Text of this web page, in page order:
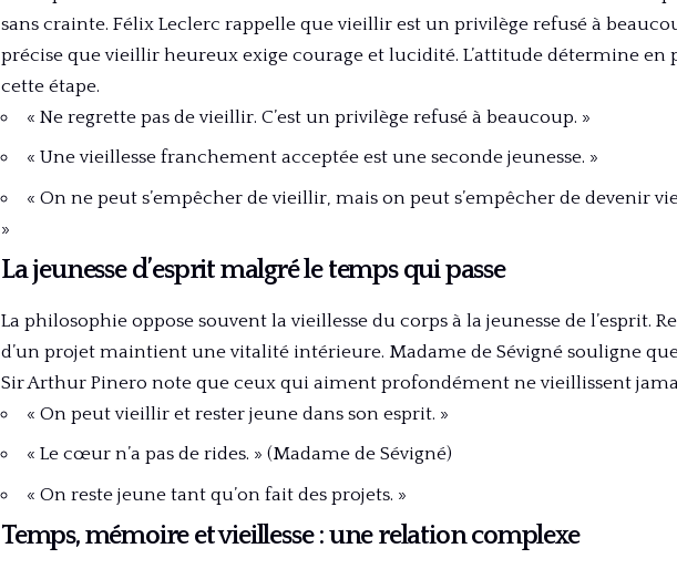
sans crainte. Félix Leclerc rappelle que vieillir est un privilège refusé à
précise que vieillir heureux exige courage et lucidité. L’attitude détermine en
cette étape.
« Ne regrette pas de vieillir. C’est un privilège refusé à beaucoup. »
« Une vieillesse franchement acceptée est une seconde jeunesse. »
« On ne peut s’empêcher de vieillir, mais on peut s’empêcher de devenir
»
La jeunesse d’esprit malgré le temps qui passe
La philosophie oppose souvent la vieillesse du corps à la jeunesse de l’esprit.
d’un projet maintient une vitalité intérieure. Madame de Sévigné souligne
Sir Arthur Pinero note que ceux qui aiment profondément ne vieillissent
« On peut vieillir et rester jeune dans son esprit. »
« Le cœur n’a pas de rides. » (Madame de Sévigné)
« On reste jeune tant qu’on fait des projets. »
Temps, mémoire et vieillesse : une relation complexe